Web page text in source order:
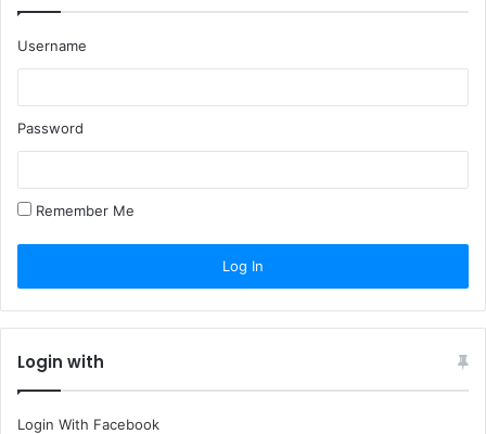
Username
Password
Remember Me
Login with
Login With Facebook